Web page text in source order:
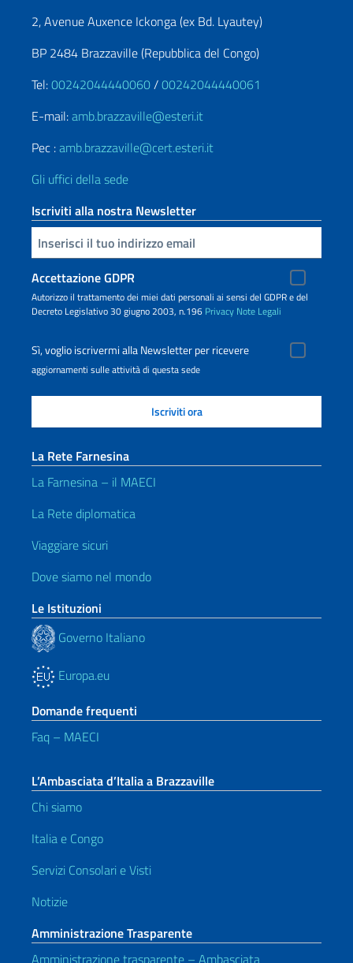
2, Avenue Auxence Ickonga (ex Bd. Lyautey)
BP 2484 Brazzaville (Repubblica del Congo)
Tel:00242044440060/00242044440061
E-mail:amb.brazzaville@esteri.it
Pec :amb.brazzaville@cert.esteri.it
Gli uffici della sede
Iscriviti alla nostra Newsletter
Inserisci la tua email
Accettazione GDPR
Autorizzo il trattamento dei miei dati personali ai sensi del GDPR e del
Decreto Legislativo 30 giugno 2003, n.196 Privacy Note Legali
Sì, voglio iscrivermi alla Newsletter per ricevere
aggiornamenti sulle attività di questa sede
La Rete Farnesina
La Farnesina – il MAECI
La Rete diplomatica
Viaggiare sicuri
Dove siamo nel mondo
Le Istituzioni
Governo Italiano
Europa.eu
Domande frequenti
Faq – MAECI
L’Ambasciata d’Italia a Brazzaville
Chi siamo
Italia e Congo
Servizi Consolari e Visti
Notizie
Amministrazione Trasparente
Amministrazione trasparente – Ambasciata